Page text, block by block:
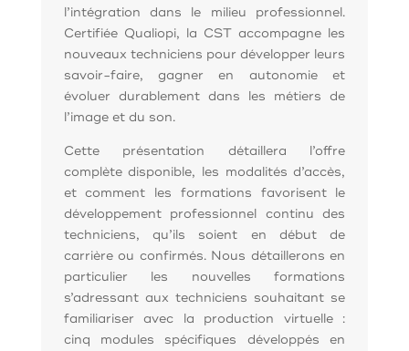
l’intégration dans le milieu professionnel.
Certifiée Qualiopi, la CST accompagne les
nouveaux techniciens pour développer leurs
savoir-faire, gagner en autonomie et
évoluer durablement dans les métiers de
l’image et du son.
Cette présentation détaillera l’offre
complète disponible, les modalités d’accès,
et comment les formations favorisent le
développement professionnel continu des
techniciens, qu’ils soient en début de
carrière ou confirmés. Nous détaillerons en
particulier les nouvelles formations
s’adressant aux techniciens souhaitant se
familiariser avec la production virtuelle :
cinq modules spécifiques développés en